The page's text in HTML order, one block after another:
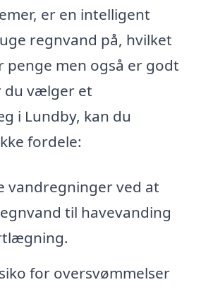
er en intelligent
regnvand på, hvilket
penge men også er godt
du vælger et
i Lundby, kan du
fordele:
vandregninger ved at
til havevanding
for oversvømmelser